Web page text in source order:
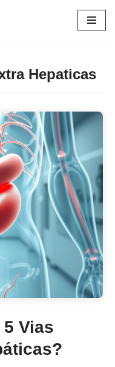
Hepaticas
Vias